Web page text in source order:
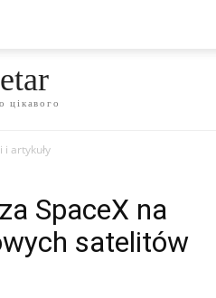
цікавого
i artykuły
SpaceX na
satelitów